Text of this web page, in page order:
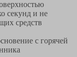
секунд и не
средств
с горячей